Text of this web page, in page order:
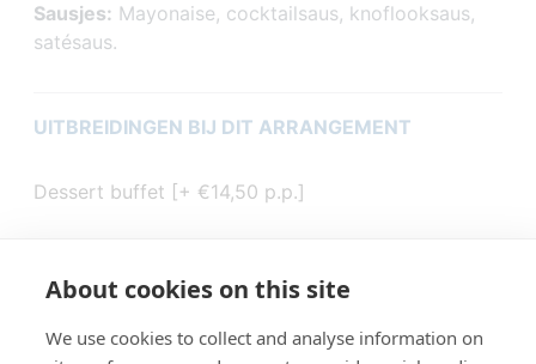
Sausjes: Mayonaise, cocktailsaus, knoflooksaus,
satésaus.
UITBREIDINGEN BIJ DIT ARRANGEMENT
Dessert buffet [+ €14,50 p.p.]
About cookies on this site
We use cookies to collect and analyse information on